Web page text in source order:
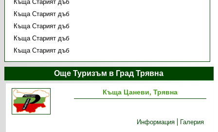
Къща Старият дъб
Къща Старият дъб
Къща Старият дъб
Къща Старият дъб
Къща Старият дъб
Още Туризъм в Град Трявна
Къща Цаневи, Трявна
Информация Галерия